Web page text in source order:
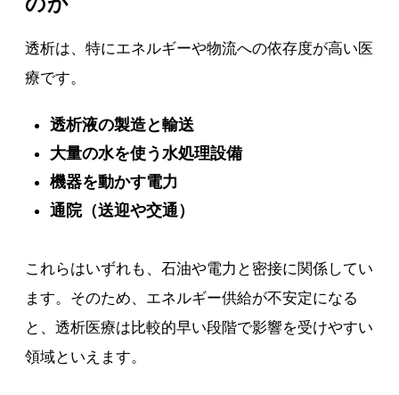
透析は、特にエネルギーや物流への依存度が高い医
療です。
透析液の製造と輸送
大量の水を使う水処理設備
機器を動かす電力
通院（送迎や交通）
これらはいずれも、石油や電力と密接に関係してい
ます。そのため、エネルギー供給が不安定になる
と、透析医療は比較的早い段階で影響を受けやすい
領域といえます。